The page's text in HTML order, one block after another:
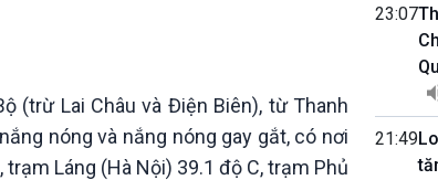
(trừ Lai Châu và Điện Biên), từ Thanh
nóng và nắng nóng gay gắt, có nơi
Láng (Hà Nội) 39.1 độ C, trạm Phủ
23:07
21:49